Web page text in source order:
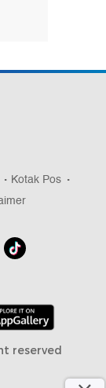
Kotak Pos
reserved